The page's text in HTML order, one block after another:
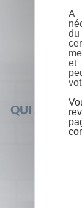
QUI
A
et